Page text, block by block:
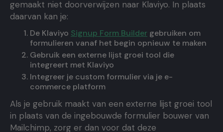
gemaakt niet doorverwijzen naar Klaviyo. In plaats
daarvan kan je:
De Klaviyo Signup Form Builder gebruiken om
formulieren vanaf het begin opnieuw te maken
Gebruik een externe lijst groei tool die
integreert met Klaviyo
Integreer je custom formulier via je e-
commerce platform
Als je gebruik maakt van een externe lijst groei tool
in plaats van de ingebouwde formulier bouwer van
Mailchimp, zorg er dan voor dat deze